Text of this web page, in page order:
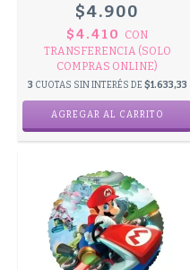
$4.900
$4.410
CON
TRANSFERENCIA (SOLO
COMPRAS ONLINE)
3 CUOTAS SIN INTERÉS DE $1.633,33